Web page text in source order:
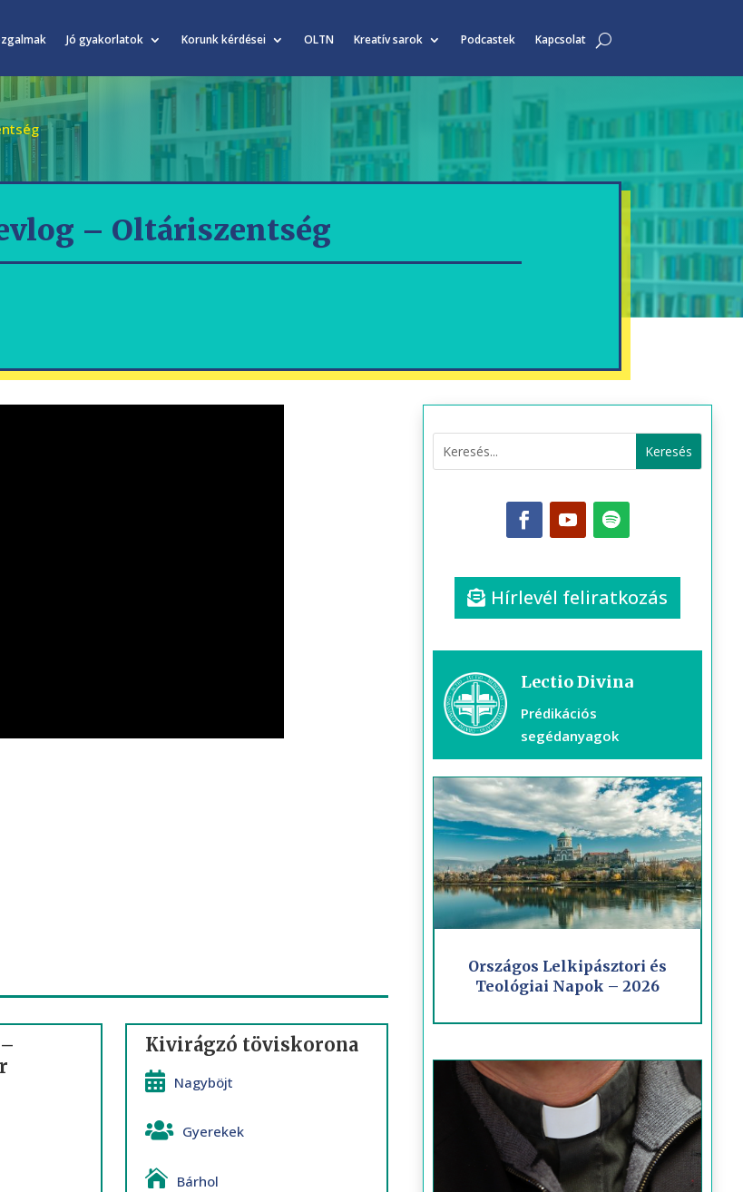
Jó gyakorlatok Korunk kérdései OLTN Kreatív sarok Podcastek Kapcsolat
– Oltáriszentség
Kivirágzó töviskorona
Nagyböjt
Gyerekek
Bárhol
Hírlevél feliratkozás
Lectio Divina
Prédikációs
segédanyagok
Országos Lelkipásztori és
Teológiai Napok – 2026